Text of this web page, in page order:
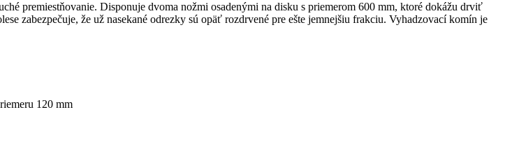
premiestňovanie. Disponuje dvoma nožmi osadenými na disku s priemerom 600 mm, ktoré dokážu drviť
zabezpečuje, že už nasekané odrezky sú opäť rozdrvené pre ešte jemnejšiu frakciu. Vyhadzovací komín je
120 mm